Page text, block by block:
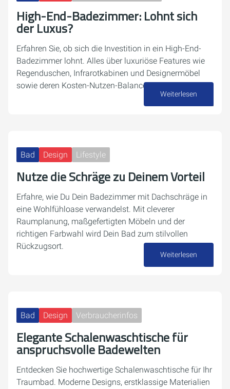
High-End-Badezimmer: Lohnt sich
der Luxus?
Erfahren Sie, ob sich die Investition in ein High-End-
Badezimmer lohnt. Alles über luxuriöse Features wie
Regenduschen, Infrarotkabinen und Designermöbel
sowie deren Kosten-Nutzen-Balance.
Weiterlesen
Bad Design Lifestyle
Nutze die Schräge zu Deinem Vorteil
Erfahre, wie Du Dein Badezimmer mit Dachschräge in
eine Wohlfühloase verwandelst. Mit cleverer
Raumplanung, maßgefertigten Möbeln und der
richtigen Farbwahl wird Dein Bad zum stilvollen
Rückzugsort.
Weiterlesen
Bad Design Verbraucherinfos
Elegante Schalenwaschtische für
anspruchsvolle Badewelten
Entdecken Sie hochwertige Schalenwaschtische für Ihr
Traumbad. Moderne Designs, erstklassige Materialien